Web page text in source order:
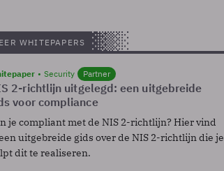
WHITEPAPERS
Security Partner
2-richtlijn uitgelegd: een uitgebreide
voor compliance
je compliant met de NIS 2-richtlijn? Hier vind
uitgebreide gids over de NIS 2-richtlijn die je
dit te realiseren.